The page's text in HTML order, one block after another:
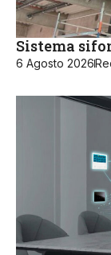
Sistema
6 Agosto 2026